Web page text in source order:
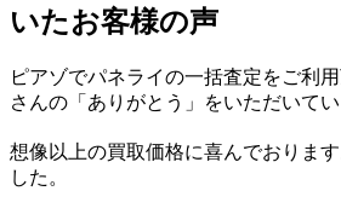
いたお客様の声
ピアゾでパネライの一括査定をご利
さんの「ありがとう」をいただいて
想像以上の買取価格に喜んでおりま
した。